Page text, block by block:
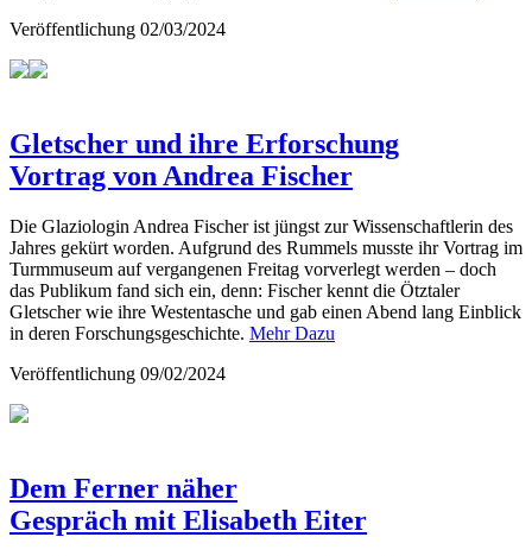
Veröffentlichung 02/03/2024
Gletscher und ihre Erforschung
Vortrag von Andrea Fischer
Die Glaziologin Andrea Fischer ist jüngst zur Wissenschaftlerin des
Jahres gekürt worden. Aufgrund des Rummels musste ihr Vortrag im
Turmmuseum auf vergangenen Freitag vorverlegt werden – doch
das Publikum fand sich ein, denn: Fischer kennt die Ötztaler
Gletscher wie ihre Westentasche und gab einen Abend lang Einblick
in deren Forschungsgeschichte. Mehr Dazu
Veröffentlichung 09/02/2024
Dem Ferner näher
Gespräch mit Elisabeth Eiter